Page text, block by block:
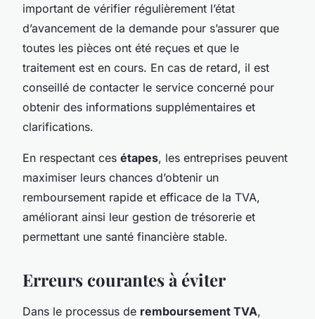
important de vérifier régulièrement l’état
d’avancement de la demande pour s’assurer que
toutes les pièces ont été reçues et que le
traitement est en cours. En cas de retard, il est
conseillé de contacter le service concerné pour
obtenir des informations supplémentaires et
clarifications.
En respectant ces étapes, les entreprises peuvent
maximiser leurs chances d’obtenir un
remboursement rapide et efficace de la TVA,
améliorant ainsi leur gestion de trésorerie et
permettant une santé financière stable.
Erreurs courantes à éviter
Dans le processus de remboursement TVA,